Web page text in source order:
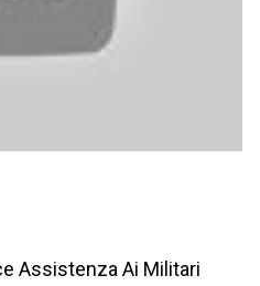
Assistenza Ai Militari